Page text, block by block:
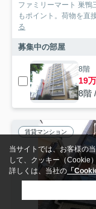
ファミリーマート 巣鴨
もポイント。荷物を直
る
募集中の部屋
8階
19
8階
賃貸マンション
当サイトでは、お客様の
して、クッキー（Cookie
詳しくは、当社の 「